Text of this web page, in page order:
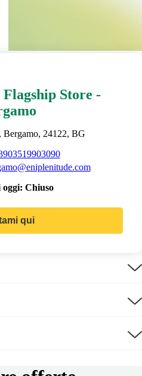
Store -
Bergamo, 24122, BG
Chiuso
qui